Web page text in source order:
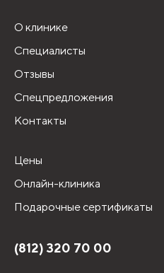
О клинике
Специалисты
Отзывы
Спецпредложения
Контакты
Цены
Онлайн-клиника
Подарочные сертификаты
(812) 320 70 00